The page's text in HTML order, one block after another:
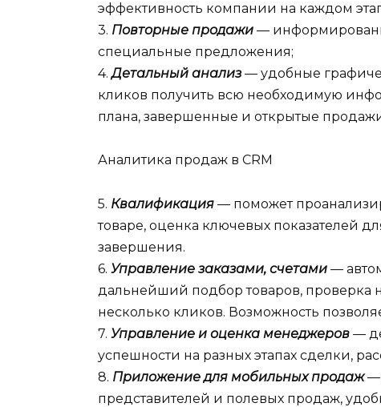
эффективность компании на каждом
3. Повторные продажи —
специальные предложения;
4.Детальный анализ — удобные
кликов получить всю необходимую
плана, завершенные и открытые
Аналитика продаж в CRM
5. Квалификация — поможет
товаре, оценка ключевых показателей
завершения.
6. Управление заказами, счетами —
дальнейший подбор товаров, проверка
несколько кликов. Возможность
7. Управление и оценка менеджеров —
успешности на разных этапах сделки,
8. Приложение для мобильных продаж—
представителей и полевых продаж,